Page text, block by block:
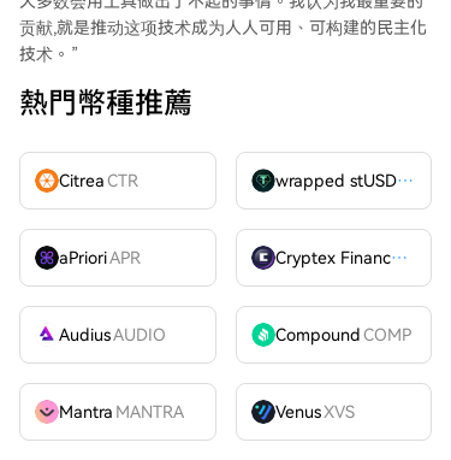
贡献,就是推动这项技术成为人人可用、可构建的民主化
技术。”
熱門幣種推薦
CitreaCTR wrapped stUSDT
aPrioriAPR Cryptex FinanceCTX
AudiusAUDIO CompoundCOMP
Mantra MANTRA VenusXVS